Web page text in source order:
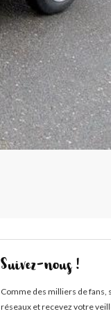
Suivez-nous !
Comme des milliers de fans,
réseaux et recevez votre